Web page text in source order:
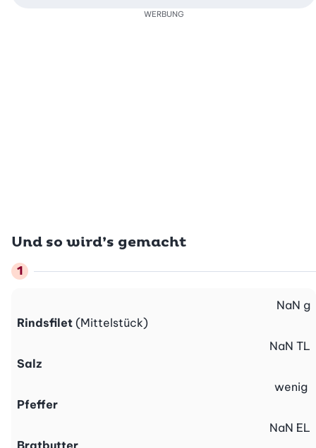
Und so wird’s gemacht
Rindsfilet (Mittelstück)
NaN g
Salz
NaN TL
Pfeffer
wenig
NaN EL
WERBUNG